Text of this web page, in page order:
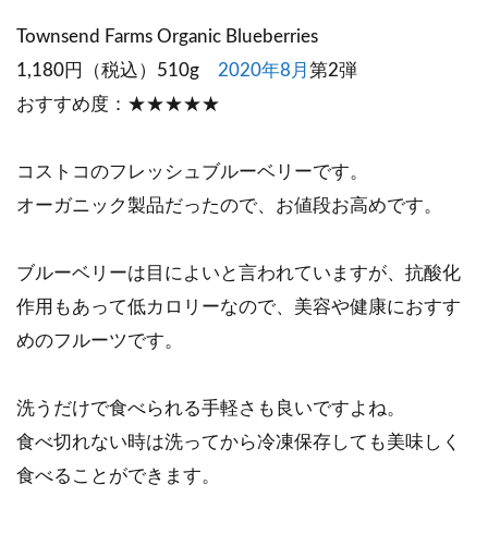
Townsend Farms Organic Blueberries
1,180円（税込）510g 2020年8月 第2弾
おすすめ度：★★★★★
コストコのフレッシュブルーベリーです。
オーガニック製品だったので、お値段お高めです。
ブルーベリーは目によいと言われていますが、抗酸化
作用もあって低カロリーなので、美容や健康におすす
めのフルーツです。
洗うだけで食べられる手軽さも良いですよね。
食べ切れない時は洗ってから冷凍保存しても美味しく
食べることができます。